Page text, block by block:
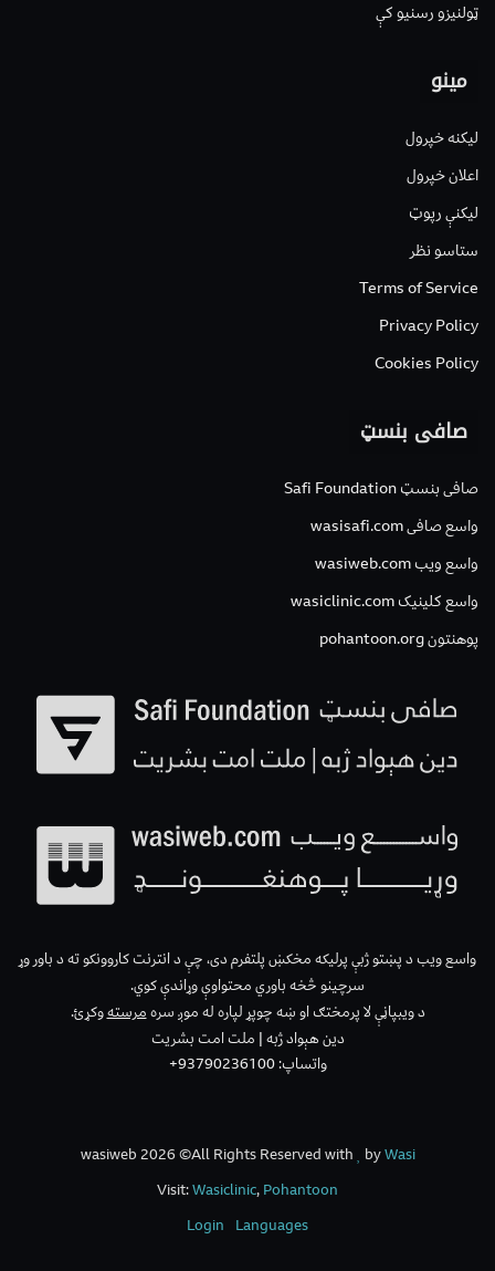
ټولنیزو رسنیو کې
مینو
لیکنه خپرول
اعلان خپرول
لیکنې رپوټ
ستاسو نظر
Terms of Service
Privacy Policy
Cookies Policy
صافی بنسټ
صافی بنسټ Safi Foundation
واسع صافی wasisafi.com
واسع ویب wasiweb.com
واسع کلینیک wasiclinic.com
پوهنتون pohantoon.org
واسع ویب د پښتو ژبې پرلیکه مخکښ پلتفرم دی، چې د انترنت کاروونکو ته د باور وړ
سرچینو څخه باوري محتواوې وړاندې کوي.
د ویبپاڼې لا پرمختګ او ښه چوپړ لپاره له موږ سرهمرستهوکړئ.
دین هېواد ژبه | ملت امت بشریت
واتساپ: 93790236100+
wasiweb 2026 ©All Rights Reserved with byWasi
Visit:Wasiclinic,Pohantoon
Languages
Login